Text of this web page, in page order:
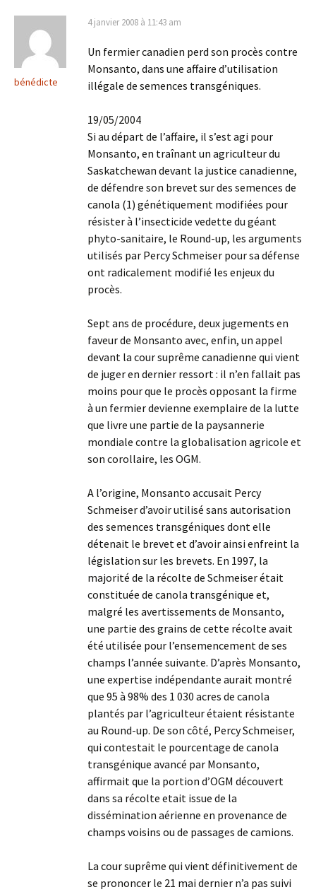
bénédicte
4 janvier 2008 à 11:43 am
Un fermier canadien perd son procès contre
Monsanto, dans une affaire d’utilisation
illégale de semences transgéniques.
19/05/2004
Si au départ de l’affaire, il s’est agi pour
Monsanto, en traînant un agriculteur du
Saskatchewan devant la justice canadienne,
de défendre son brevet sur des semences de
canola (1) génétiquement modifiées pour
résister à l’insecticide vedette du géant
phyto-sanitaire, le Round-up, les arguments
utilisés par Percy Schmeiser pour sa défense
ont radicalement modifié les enjeux du
procès.
Sept ans de procédure, deux jugements en
faveur de Monsanto avec, enfin, un appel
devant la cour suprême canadienne qui vient
de juger en dernier ressort : il n’en fallait pas
moins pour que le procès opposant la firme
à un fermier devienne exemplaire de la lutte
que livre une partie de la paysannerie
mondiale contre la globalisation agricole et
son corollaire, les OGM.
A l’origine, Monsanto accusait Percy
Schmeiser d’avoir utilisé sans autorisation
des semences transgéniques dont elle
détenait le brevet et d’avoir ainsi enfreint la
législation sur les brevets. En 1997, la
majorité de la récolte de Schmeiser était
constituée de canola transgénique et,
malgré les avertissements de Monsanto,
une partie des grains de cette récolte avait
été utilisée pour l’ensemencement de ses
champs l’année suivante. D’après Monsanto,
une expertise indépendante aurait montré
que 95 à 98% des 1 030 acres de canola
plantés par l’agriculteur étaient résistante
au Round-up. De son côté, Percy Schmeiser,
qui contestait le pourcentage de canola
transgénique avancé par Monsanto,
affirmait que la portion d’OGM découvert
dans sa récolte etait issue de la
dissémination aérienne en provenance de
champs voisins ou de passages de camions.
La cour suprême qui vient définitivement de
se prononcer le 21 mai dernier n’a pas suivi